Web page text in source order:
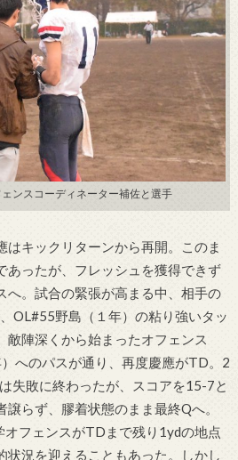
ンスコーディネーター補佐と選手
はキックリターンから再開。このま
あったが、フレッシュを獲得できず
へ。試合の緊張が高まる中、相手の
OL#55野島（１年）の粘り強いタッ
敵陣深くから始まったオフェンス
へのパスが通り、再度慶應がTD。2
失敗に終わったが、スコアを15-7と
らず、膠着状態のまま最終Qへ。
フェンスがTDまで残り1ydの地点
状況を迎えることもあった。しかし